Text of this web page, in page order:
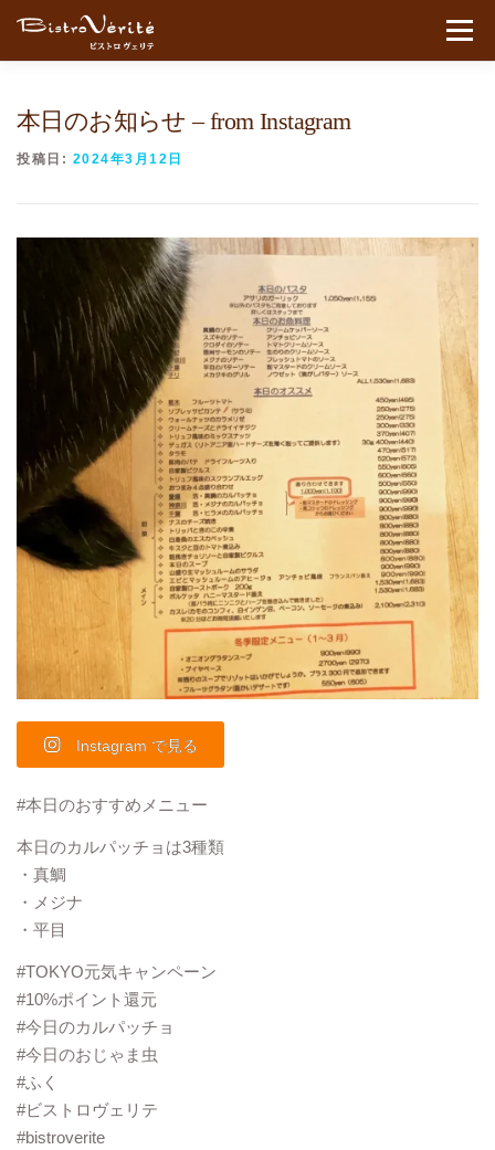
コンテンツへスキップ
メニュ
本日のお知らせ – from Instagram
投稿日: 2024年3月12日
Instagram で見る
#本日のおすすめメニュー
本日のカルパッチョは3種類
・真鯛
・メジナ
・平目
#TOKYO元気キャンペーン
#10%ポイント還元
#今日のカルパッチョ
#今日のおじゃま虫
#ふく
#ビストロヴェリテ
#bistroverite